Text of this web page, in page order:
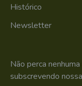
Histórico
Newsletter
Não perca
subscrevendo